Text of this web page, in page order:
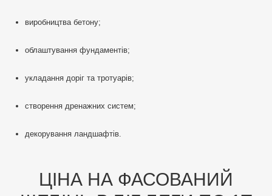
виробництва бетону;
облаштування фундаментів;
укладання доріг та тротуарів;
створення дренажних систем;
декорування ландшафтів.
ЦІНА НА ФАСОВАНИЙ